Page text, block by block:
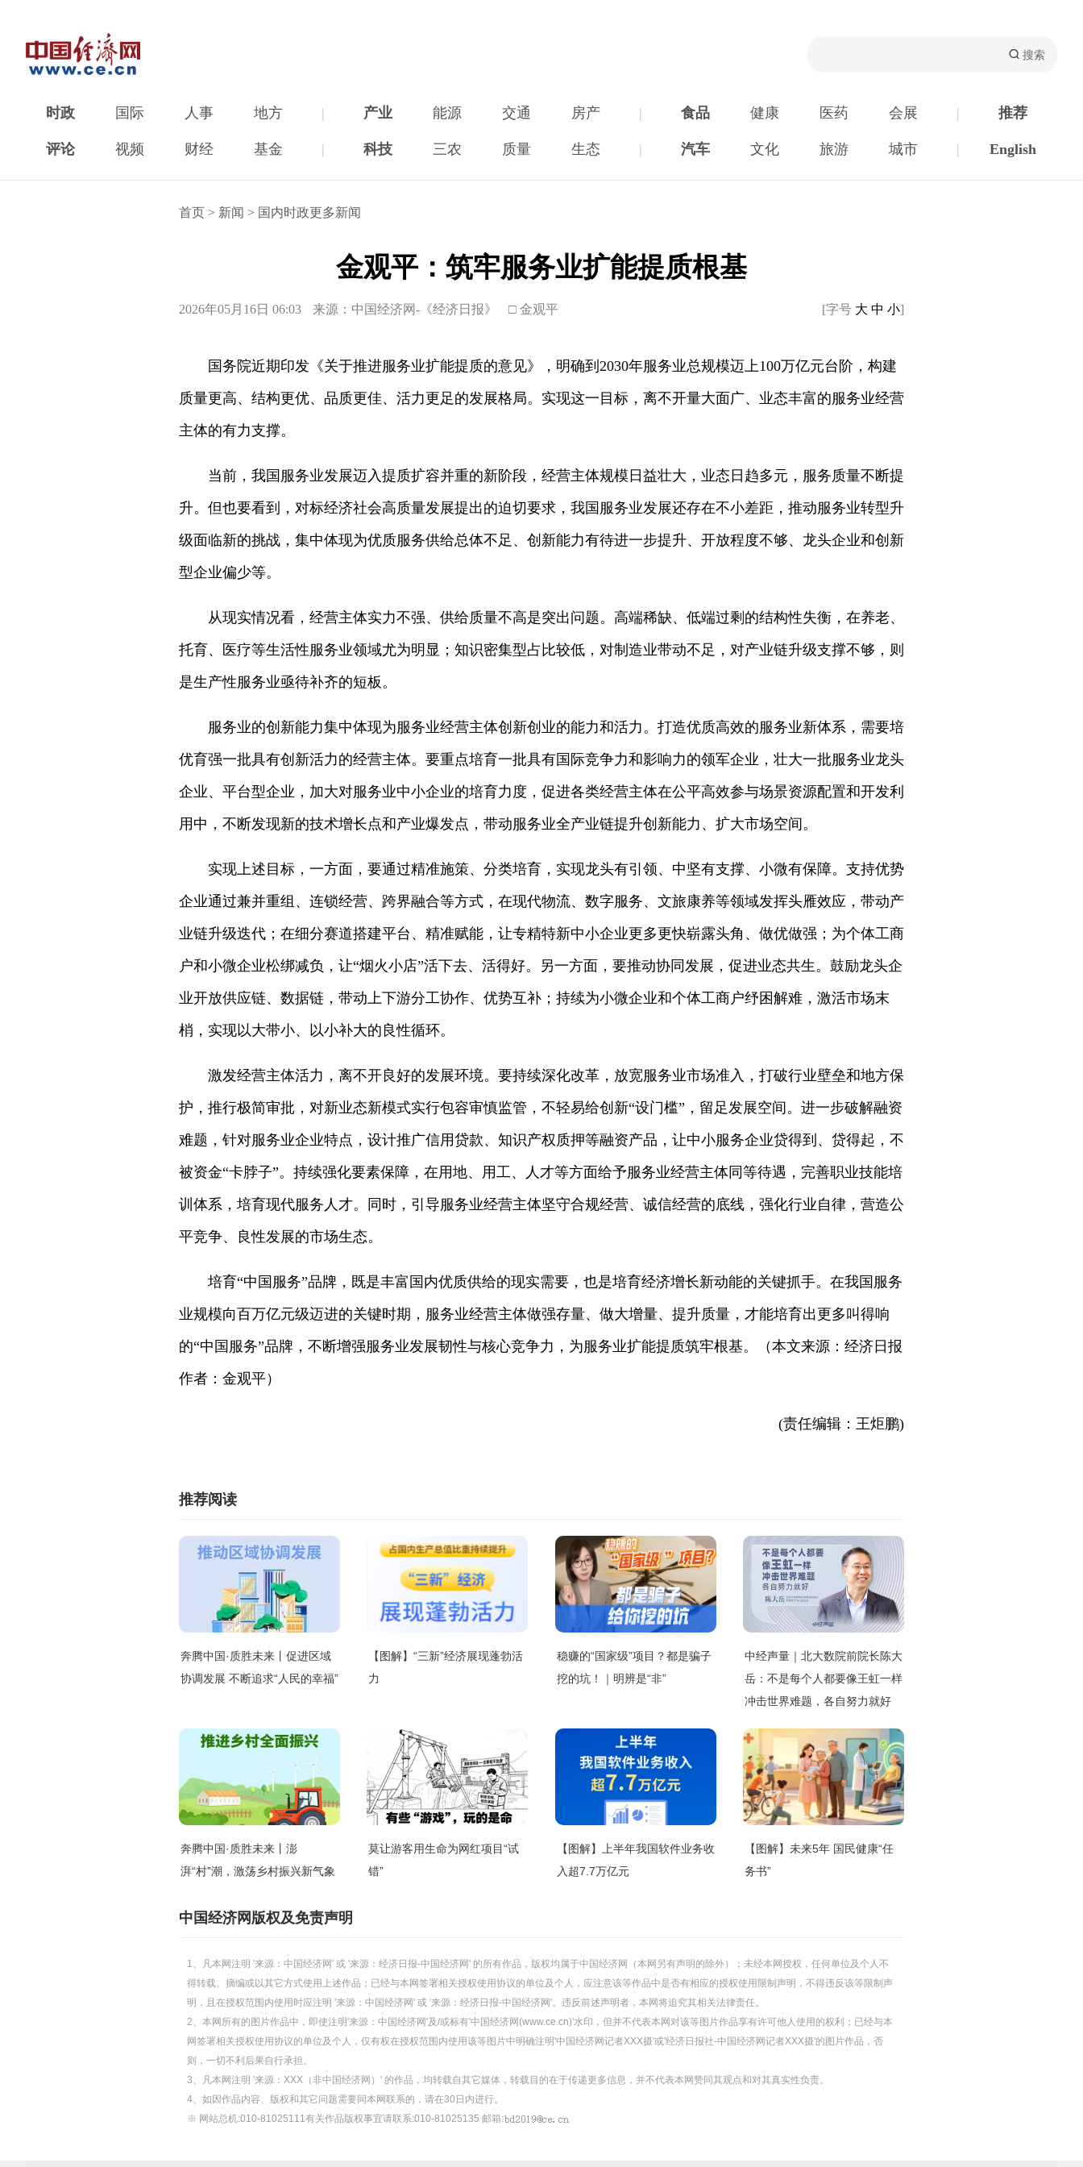
时政 国际 人事 地方 | 产业 能源 交通 房产 | 食品 健康 医药 会展 | 推荐
评论 视频 财经 基金 | 科技 三农 质量 生态 | 汽车 文化 旅游 城市 | English
首页 > 新闻 > 国内时政更多新闻
金观平：筑牢服务业扩能提质根基
2026年05月16日 06:03 来源：中国经济网-《经济日报》 □ 金观平 [字号 大 中 小]
国务院近期印发《关于推进服务业扩能提质的意见》，明确到2030年服务业总规模迈上100万亿元台阶，构建
质量更高、结构更优、品质更佳、活力更足的发展格局。实现这一目标，离不开量大面广、业态丰富的服务业经营
主体的有力支撑。
当前，我国服务业发展迈入提质扩容并重的新阶段，经营主体规模日益壮大，业态日趋多元，服务质量不断提
升。但也要看到，对标经济社会高质量发展提出的迫切要求，我国服务业发展还存在不小差距，推动服务业转型升
级面临新的挑战，集中体现为优质服务供给总体不足、创新能力有待进一步提升、开放程度不够、龙头企业和创新
型企业偏少等。
从现实情况看，经营主体实力不强、供给质量不高是突出问题。高端稀缺、低端过剩的结构性失衡，在养老、
托育、医疗等生活性服务业领域尤为明显；知识密集型占比较低，对制造业带动不足，对产业链升级支撑不够，则
是生产性服务业亟待补齐的短板。
服务业的创新能力集中体现为服务业经营主体创新创业的能力和活力。打造优质高效的服务业新体系，需要培
优育强一批具有创新活力的经营主体。要重点培育一批具有国际竞争力和影响力的领军企业，壮大一批服务业龙头
企业、平台型企业，加大对服务业中小企业的培育力度，促进各类经营主体在公平高效参与场景资源配置和开发利
用中，不断发现新的技术增长点和产业爆发点，带动服务业全产业链提升创新能力、扩大市场空间。
实现上述目标，一方面，要通过精准施策、分类培育，实现龙头有引领、中坚有支撑、小微有保障。支持优势
企业通过兼并重组、连锁经营、跨界融合等方式，在现代物流、数字服务、文旅康养等领域发挥头雁效应，带动产
业链升级迭代；在细分赛道搭建平台、精准赋能，让专精特新中小企业更多更快崭露头角、做优做强；为个体工商
户和小微企业松绑减负，让“烟火小店”活下去、活得好。另一方面，要推动协同发展，促进业态共生。鼓励龙头企
业开放供应链、数据链，带动上下游分工协作、优势互补；持续为小微企业和个体工商户纾困解难，激活市场末
梢，实现以大带小、以小补大的良性循环。
激发经营主体活力，离不开良好的发展环境。要持续深化改革，放宽服务业市场准入，打破行业壁垒和地方保
护，推行极简审批，对新业态新模式实行包容审慎监管，不轻易给创新“设门槛”，留足发展空间。进一步破解融资
难题，针对服务业企业特点，设计推广信用贷款、知识产权质押等融资产品，让中小服务企业贷得到、贷得起，不
被资金“卡脖子”。持续强化要素保障，在用地、用工、人才等方面给予服务业经营主体同等待遇，完善职业技能培
训体系，培育现代服务人才。同时，引导服务业经营主体坚守合规经营、诚信经营的底线，强化行业自律，营造公
平竞争、良性发展的市场生态。
培育“中国服务”品牌，既是丰富国内优质供给的现实需要，也是培育经济增长新动能的关键抓手。在我国服务
业规模向百万亿元级迈进的关键时期，服务业经营主体做强存量、做大增量、提升质量，才能培育出更多叫得响
的“中国服务”品牌，不断增强服务业发展韧性与核心竞争力，为服务业扩能提质筑牢根基。（本文来源：经济日报
作者：金观平）
(责任编辑：王炬鹏)
推荐阅读
奔腾中国·质胜未来丨促进区域
协调发展 不断追求“人民的幸福”
【图解】“三新”经济展现蓬勃活
力
稳赚的“国家级”项目？都是骗子
挖的坑！｜明辨是“非”
中经声量｜北大数院前院长陈大
岳：不是每个人都要像王虹一样
冲击世界难题，各自努力就好
奔腾中国·质胜未来丨澎
湃“村”潮，激荡乡村振兴新气象
莫让游客用生命为网红项目“试
错”
【图解】上半年我国软件业务收
入超7.7万亿元
【图解】未来5年 国民健康“任
务书”
中国经济网版权及免责声明
1、凡本网注明 '来源：中国经济网' 或 '来源：经济日报-中国经济网' 的所有作品，版权均属于中国经济网（本网另有声明的除外）；未经本网授权，任何单位及个人不
得转载、摘编或以其它方式使用上述作品；已经与本网签署相关授权使用协议的单位及个人，应注意该等作品中是否有相应的授权使用限制声明，不得违反该等限制声
明，且在授权范围内使用时应注明 '来源：中国经济网' 或 '来源：经济日报-中国经济网'。违反前述声明者，本网将追究其相关法律责任。
2、本网所有的图片作品中，即使注明'来源：中国经济网'及/或标有'中国经济网(www.ce.cn)'水印，但并不代表本网对该等图片作品享有许可他人使用的权利；已经与本
网签署相关授权使用协议的单位及个人，仅有权在授权范围内使用该等图片中明确注明'中国经济网记者XXX摄'或'经济日报社-中国经济网记者XXX摄'的图片作品，否
则，一切不利后果自行承担。
3、凡本网注明 '来源：XXX（非中国经济网）' 的作品，均转载自其它媒体，转载目的在于传递更多信息，并不代表本网赞同其观点和对其真实性负责。
4、如因作品内容、版权和其它问题需要同本网联系的，请在30日内进行。
※ 网站总机:010-81025111有关作品版权事宜请联系:010-81025135 邮箱: